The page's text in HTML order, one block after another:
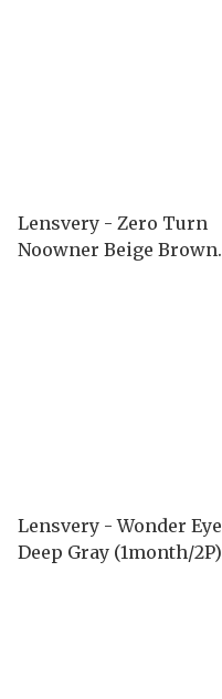
Lensvery - Zero Turn
Noowner Beige Brown
Lensvery - Wonder Eye
Deep Gray (1month/2P)